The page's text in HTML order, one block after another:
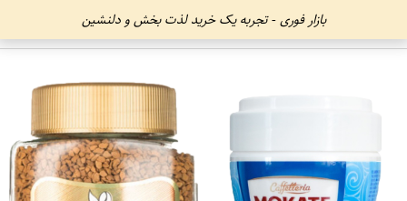
بازار فوری - تجربه یک خرید لذت بخش و دلنشین